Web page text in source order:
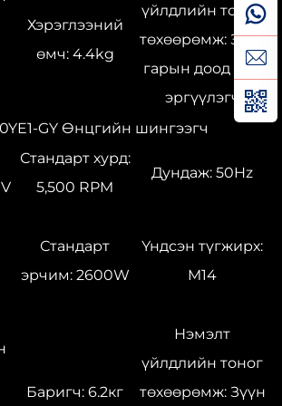
Хэрэглээний
өмч: 4.4kg
үйлдлийн тоног
төхөөрөмж: Зүүн
гарын доод баг,
эргүүлэгч
GY Өнцгийн шингээгч
Стандарт хурд:
5,500 RPM
Дундаж: 50Hz
Стандарт
эрчим: 2600W
Үндсэн түгжирх:
M14
Баригч: 6.2кг
Нэмэлт
үйлдлийн тоног
төхөөрөмж: Зүүн